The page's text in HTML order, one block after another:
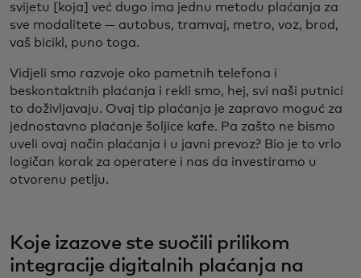
svijetu [koja] već dugo ima jednu metodu plaćanja za
sve modalitete — autobus, tramvaj, metro, voz, brod,
vaš bicikl, puno toga.
Vidjeli smo razvoje oko pametnih telefona i
beskontaktnih plaćanja i rekli smo, hej, svi naši putnici
to doživljavaju. Ovaj tip plaćanja je zapravo moguć za
jednostavno plaćanje šoljice kafe. Pa zašto ne bismo
uveli ovaj način plaćanja i u javni prevoz? Bio je to vrlo
logičan korak za operatere i nas da investiramo u
otvorenu petlju.
Koje izazove ste suočili prilikom
integracije digitalnih plaćanja na